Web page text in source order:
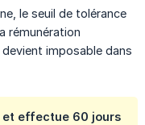
le seuil de tolérance
rémunération
imposable dans
et effectue 60 jours